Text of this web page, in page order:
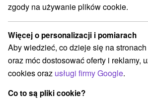
Ubytovne Dubnica nad
Kategorie
Wszystkie kategorie
Hotele na
Ubytovne(2)
zgody na używanie plików cookie.
Więcej o personalizacji i pomiarach
Aby wiedzieć, co dzieje się na
oraz móc dostosować oferty i reklamy,
cookies oraz usługi firmy Google.
Co to są pliki cookie?